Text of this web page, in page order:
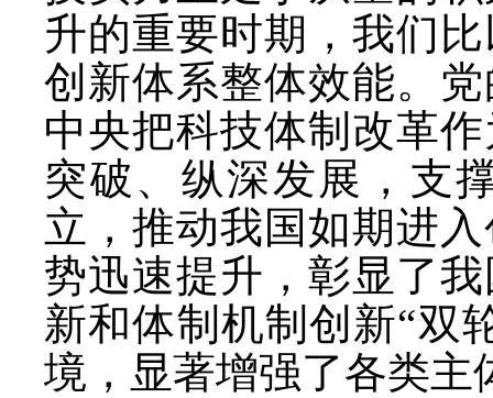
升的重要时期，我们
创新体系整体效能。
中央把科技体制改革
突破、纵深发展，支
立，推动我国如期进
势迅速提升，彰显了
新和体制机制创新“双
境，显著增强了各类主